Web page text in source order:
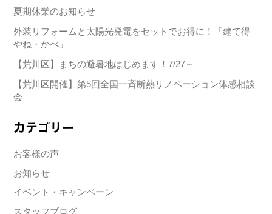
夏期休業のお知らせ
外装リフォームと太陽光発電をセットでお得に！「建て得
やね・かべ」
【荒川区】まちの避暑地はじめます！7/27～
【荒川区開催】第5回全国一斉断熱リノベーション体感相談
会
カテゴリー
お客様の声
お知らせ
イベント・キャンペーン
スタッフブログ